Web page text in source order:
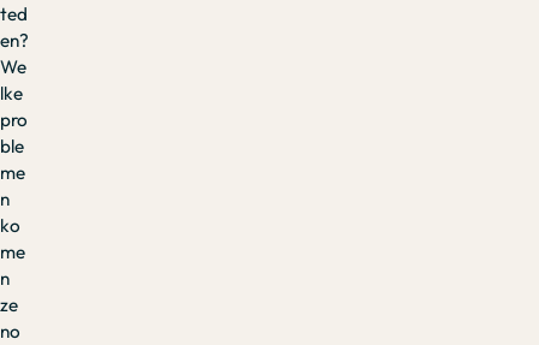
ted
en?
We
lke
pro
ble
me
n
ko
me
n
ze
no